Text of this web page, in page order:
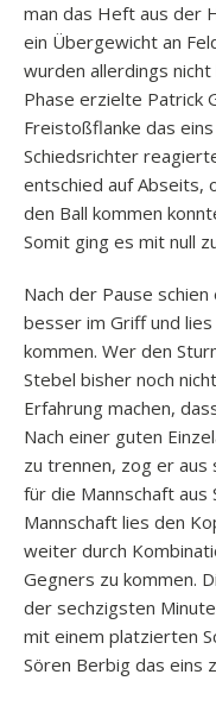
man das Heft aus der
ein Übergewicht an
wurden allerdings
Phase erzielte Patrick
Freistoßflanke das
Schiedsrichter
entschied auf Abseits,
den Ball kommen
Somit ging es mit null
Nach der Pause
besser im Griff und
kommen. Wer den
Stebel bisher noch
Erfahrung machen,
Nach einer guten
zu trennen, zog er
für die Mannschaft aus
Mannschaft lies den
weiter durch
Gegners zu kommen.
der sechzigsten
mit einem platzierten
Sören Berbig das eins